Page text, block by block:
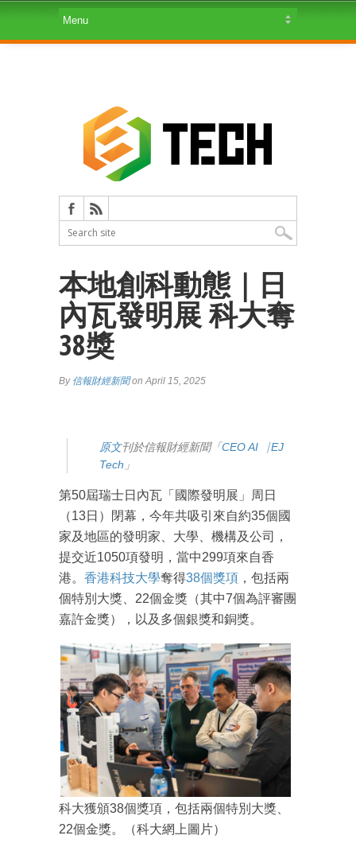
本地創科動態｜日
內瓦發明展 科大奪
38獎
By 信報財經新聞on April 15, 2025
原文刊於信報財經新聞「CEO AI⎹ EJ
Tech 」
第50屆瑞士日內瓦「國際發明展」周日
（13日）閉幕，今年共吸引來自約35個國
家及地區的發明家、大學、機構及公司，
提交近1050項發明，當中299項來自香
港。 香港科技大學奪得38個獎項 ，包括兩
個特別大獎、22個金獎（其中7個為評審團
嘉許金獎），以及多個銀獎和銅獎。
科大獲頒38個獎項，包括兩個特別大獎、
22個金獎。（科大網上圖片）